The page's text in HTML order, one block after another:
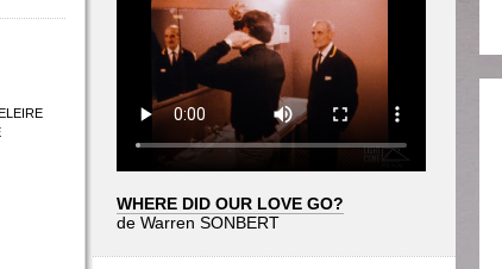
WHERE DID OUR LOVE GO?
de Warren SONBERT